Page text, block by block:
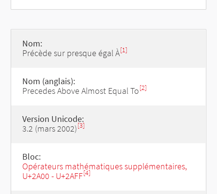
Nom:
Précède sur presque égal À[1]
Nom (anglais):
Precedes Above Almost Equal To[2]
Version Unicode:
3.2 (mars 2002)[3]
Bloc:
Opérateurs mathématiques supplémentaires,
U+2A00 - U+2AFF[4]